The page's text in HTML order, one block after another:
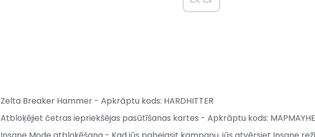
Zelta Breaker Hammer - Apkrāptu kods: HARDHITTER
Atbloķējiet četras iepriekšējas pasūtīšanas kartes - Apkrāptu kods: